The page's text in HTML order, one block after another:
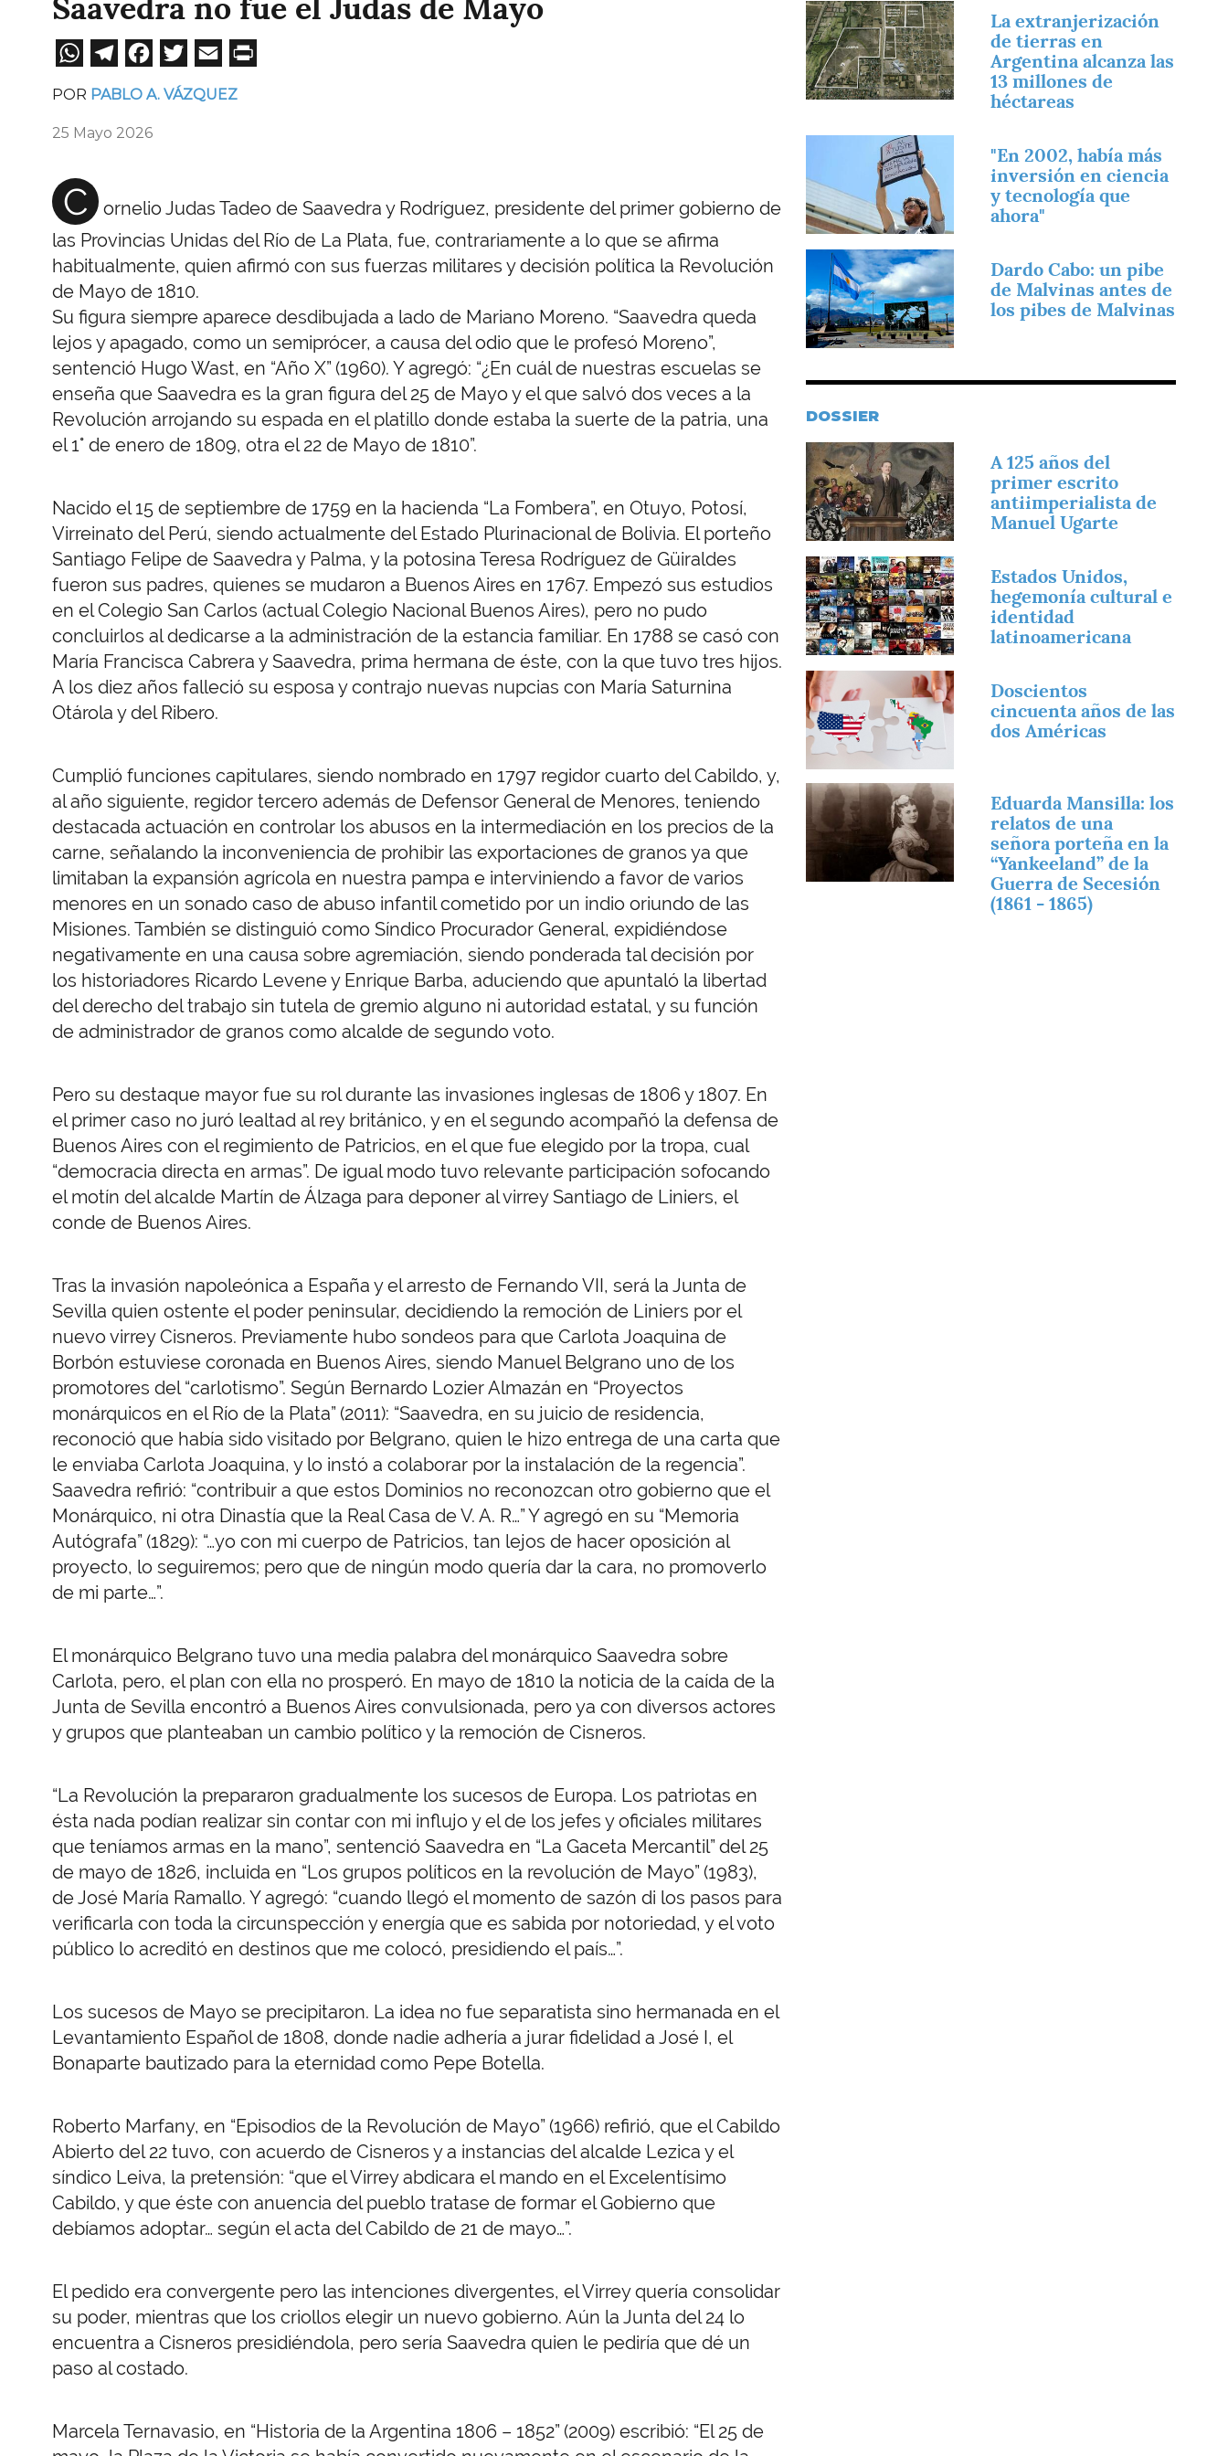
Saavedra no fue el Judas de Mayo
WhatsApp
Telegram
Facebook
Twitter
Email
POR PABLO A. VÁZQUEZ
25 Mayo 2026
C
ornelio Judas Tadeo de Saavedra y Rodríguez, presidente del primer gobierno de
las Provincias Unidas del Río de La Plata, fue, contrariamente a lo que se afirma
habitualmente, quien afirmó con sus fuerzas militares y decisión política la Revolución
de Mayo de 1810.
Su figura siempre aparece desdibujada a lado de Mariano Moreno. “Saavedra queda
lejos y apagado, como un semiprócer, a causa del odio que le profesó Moreno”,
sentenció Hugo Wast, en “Año X” (1960). Y agregó: “¿En cuál de nuestras escuelas se
enseña que Saavedra es la gran figura del 25 de Mayo y el que salvó dos veces a la
Revolución arrojando su espada en el platillo donde estaba la suerte de la patria, una
el 1° de enero de 1809, otra el 22 de Mayo de 1810”.
Nacido el 15 de septiembre de 1759 en la hacienda “La Fombera”, en Otuyo, Potosí,
Virreinato del Perú, siendo actualmente del Estado Plurinacional de Bolivia. El porteño
Santiago Felipe de Saavedra y Palma, y la potosina Teresa Rodríguez de Güiraldes
fueron sus padres, quienes se mudaron a Buenos Aires en 1767. Empezó sus estudios
en el Colegio San Carlos (actual Colegio Nacional Buenos Aires), pero no pudo
concluirlos al dedicarse a la administración de la estancia familiar. En 1788 se casó con
María Francisca Cabrera y Saavedra, prima hermana de éste, con la que tuvo tres hijos.
A los diez años falleció su esposa y contrajo nuevas nupcias con María Saturnina
Otárola y del Ribero.
Cumplió funciones capitulares, siendo nombrado en 1797 regidor cuarto del Cabildo, y,
al año siguiente, regidor tercero además de Defensor General de Menores, teniendo
destacada actuación en controlar los abusos en la intermediación en los precios de la
carne, señalando la inconveniencia de prohibir las exportaciones de granos ya que
limitaban la expansión agrícola en nuestra pampa e interviniendo a favor de varios
menores en un sonado caso de abuso infantil cometido por un indio oriundo de las
Misiones. También se distinguió como Síndico Procurador General, expidiéndose
negativamente en una causa sobre agremiación, siendo ponderada tal decisión por
los historiadores Ricardo Levene y Enrique Barba, aduciendo que apuntaló la libertad
del derecho del trabajo sin tutela de gremio alguno ni autoridad estatal, y su función
de administrador de granos como alcalde de segundo voto.
Pero su destaque mayor fue su rol durante las invasiones inglesas de 1806 y 1807. En
el primer caso no juró lealtad al rey británico, y en el segundo acompañó la defensa de
Buenos Aires con el regimiento de Patricios, en el que fue elegido por la tropa, cual
“democracia directa en armas”. De igual modo tuvo relevante participación sofocando
el motín del alcalde Martín de Álzaga para deponer al virrey Santiago de Liniers, el
conde de Buenos Aires.
Tras la invasión napoleónica a España y el arresto de Fernando VII, será la Junta de
Sevilla quien ostente el poder peninsular, decidiendo la remoción de Liniers por el
nuevo virrey Cisneros. Previamente hubo sondeos para que Carlota Joaquina de
Borbón estuviese coronada en Buenos Aires, siendo Manuel Belgrano uno de los
promotores del “carlotismo”. Según Bernardo Lozier Almazán en “Proyectos
monárquicos en el Río de la Plata” (2011): “Saavedra, en su juicio de residencia,
reconoció que había sido visitado por Belgrano, quien le hizo entrega de una carta que
le enviaba Carlota Joaquina, y lo instó a colaborar por la instalación de la regencia”.
Saavedra refirió: “contribuir a que estos Dominios no reconozcan otro gobierno que el
Monárquico, ni otra Dinastía que la Real Casa de V. A. R…” Y agregó en su “Memoria
Autógrafa” (1829): “…yo con mi cuerpo de Patricios, tan lejos de hacer oposición al
proyecto, lo seguiremos; pero que de ningún modo quería dar la cara, no promoverlo
de mi parte…”.
El monárquico Belgrano tuvo una media palabra del monárquico Saavedra sobre
Carlota, pero, el plan con ella no prosperó. En mayo de 1810 la noticia de la caída de la
Junta de Sevilla encontró a Buenos Aires convulsionada, pero ya con diversos actores
y grupos que planteaban un cambio político y la remoción de Cisneros.
“La Revolución la prepararon gradualmente los sucesos de Europa. Los patriotas en
ésta nada podían realizar sin contar con mi influjo y el de los jefes y oficiales militares
que teníamos armas en la mano”, sentenció Saavedra en “La Gaceta Mercantil” del 25
de mayo de 1826, incluida en “Los grupos políticos en la revolución de Mayo” (1983),
de José María Ramallo. Y agregó: “cuando llegó el momento de sazón di los pasos para
verificarla con toda la circunspección y energía que es sabida por notoriedad, y el voto
público lo acreditó en destinos que me colocó, presidiendo el país…”.
Los sucesos de Mayo se precipitaron. La idea no fue separatista sino hermanada en el
Levantamiento Español de 1808, donde nadie adhería a jurar fidelidad a José I, el
Bonaparte bautizado para la eternidad como Pepe Botella.
Roberto Marfany, en “Episodios de la Revolución de Mayo” (1966) refirió, que el Cabildo
Abierto del 22 tuvo, con acuerdo de Cisneros y a instancias del alcalde Lezica y el
síndico Leiva, la pretensión: “que el Virrey abdicara el mando en el Excelentísimo
Cabildo, y que éste con anuencia del pueblo tratase de formar el Gobierno que
debíamos adoptar… según el acta del Cabildo de 21 de mayo…”.
El pedido era convergente pero las intenciones divergentes, el Virrey quería consolidar
su poder, mientras que los criollos elegir un nuevo gobierno. Aún la Junta del 24 lo
encuentra a Cisneros presidiéndola, pero sería Saavedra quien le pediría que dé un
paso al costado.
Marcela Ternavasio, en “Historia de la Argentina 1806 – 1852” (2009) escribió: “El 25 de
Imagen
La extranjerización
de tierras en
Argentina alcanza las
13 millones de
héctareas
"En 2002, había más
inversión en ciencia
y tecnología que
ahora"
Imagen
Dardo Cabo: un pibe
de Malvinas antes de
los pibes de Malvinas
DOSSIER
Imagen
A 125 años del
primer escrito
antiimperialista de
Manuel Ugarte
Imagen
Estados Unidos,
hegemonía cultural e
identidad
latinoamericana
Imagen
Doscientos
cincuenta años de las
dos Américas
Imagen
Eduarda Mansilla: los
relatos de una
señora porteña en la
“Yankeeland” de la
Guerra de Secesión
(1861 - 1865)